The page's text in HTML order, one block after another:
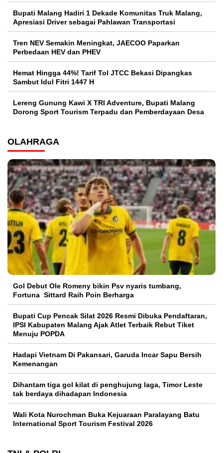
Bupati Malang Hadiri 1 Dekade Komunitas Truk Malang,
Apresiasi Driver sebagai Pahlawan Transportasi
Tren NEV Semakin Meningkat, JAECOO Paparkan
Perbedaan HEV dan PHEV
Hemat Hingga 44%! Tarif Tol JTCC Bekasi Dipangkas
Sambut Idul Fitri 1447 H
Lereng Gunung Kawi X TRI Adventure, Bupati Malang
Dorong Sport Tourism Terpadu dan Pemberdayaan Desa
OLAHRAGA
Gol Debut Ole Romeny bikin Psv nyaris tumbang,
Fortuna Sittard Raih Poin Berharga
Bupati Cup Pencak Silat 2026 Resmi Dibuka Pendaftaran,
IPSI Kabupaten Malang Ajak Atlet Terbaik Rebut Tiket
Menuju POPDA
Hadapi Vietnam Di Pakansari, Garuda Incar Sapu Bersih
Kemenangan
Dihantam tiga gol kilat di penghujung laga, Timor Leste
tak berdaya dihadapan Indonesia
Wali Kota Nurochman Buka Kejuaraan Paralayang Batu
International Sport Tourism Festival 2026